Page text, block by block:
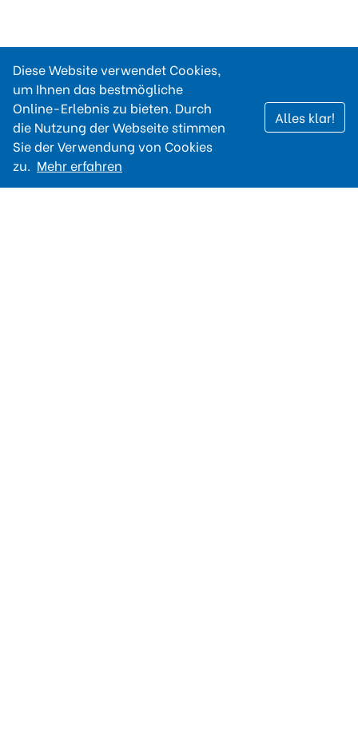
Diese Website verwendet Cookies,
um Ihnen das bestmögliche
Online-Erlebnis zu bieten. Durch
die Nutzung der Webseite stimmen
Sie der Verwendung von Cookies
zu. Mehr erfahren
Alles klar!